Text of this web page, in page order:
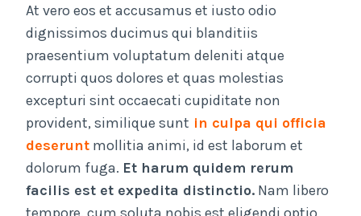
At vero eos et accusamus et iusto odio
dignissimos ducimus qui blanditiis
praesentium voluptatum deleniti atque
corrupti quos dolores et quas molestias
excepturi sint occaecati cupiditate non
provident, similique sunt in culpa qui officia
deserunt mollitia animi, id est laborum et
dolorum fuga. Et harum quidem rerum
facilis est et expedita distinctio. Nam libero